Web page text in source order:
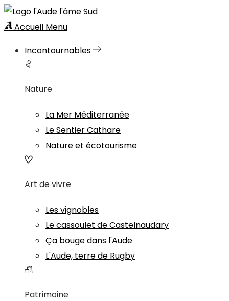
Accueil Menu
Incontournables
Nature
La Mer Méditerranée
Le Sentier Cathare
Nature et écotourisme
Art de vivre
Les vignobles
Le cassoulet de Castelnaudary
Ça bouge dans l'Aude
L'Aude, terre de Rugby
Patrimoine